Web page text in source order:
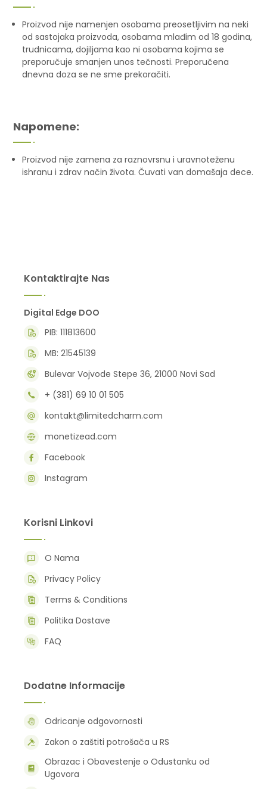
Proizvod nije namenjen osobama preosetljivim na neki
od sastojaka proizvoda, osobama mlađim od 18 godina,
trudnicama, dojiljama kao ni osobama kojima se
preporučuje smanjen unos tečnosti. Preporučena
dnevna doza se ne sme prekoračiti.
Napomene:
Proizvod nije zamena za raznovrsnu i uravnoteženu
ishranu i zdrav način života. Čuvati van domašaja dece.
Kontaktirajte Nas
Digital Edge DOO
PIB: 111813600
MB: 21545139
Bulevar Vojvode Stepe 36, 21000 Novi Sad
+ (381) 69 10 01 505
kontakt@limitedcharm.com
monetizead.com
Facebook
Instagram
Korisni Linkovi
O Nama
Privacy Policy
Terms & Conditions
Politika Dostave
FAQ
Dodatne Informacije
Odricanje odgovornosti
Zakon o zaštiti potrošača u RS
Obrazac i Obavestenje o Odustanku od
Ugovora